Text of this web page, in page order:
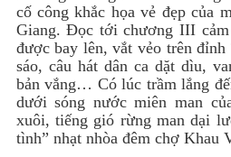
cố công khắc họa vẻ đẹp của
Giang. Đọc tới chương III
được bay lên, vắt vẻo trên
sáo, câu hát dân ca dặt dìu,
bản vắng… Có lúc trầm lắng
dưới sóng nước miên man
xuôi, tiếng gió rừng man dại
tình” nhạt nhòa đêm chợ Khau